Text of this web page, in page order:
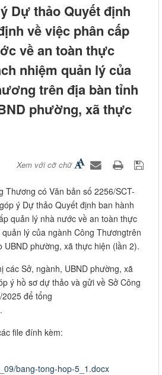
Dự thảo Quyết định
về việc phân cấp
về an toàn thực
nhiệm quản lý của
trên địa bàn tỉnh
phường, xã thực
Xem với cỡ chữ
Thương có Văn bản số 2256/SCT-
ý Dự thảo Quyết định ban hành
quản lý nhà nước về an toàn thực
lý của ngành Công Thươngtrên
phường, xã thực hiện (lần 2).
các Sở, ngành, UBND phường, xã
ý hồ sơ dự thảo và gửi về Sở Công
để tổng
file đính kèm:
bang-tong-hop-5_1.docx